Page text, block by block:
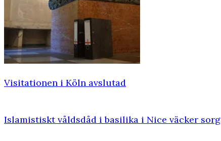
Visitationen i Köln avslutad
Islamistiskt våldsdåd i basilika i Nice väcker sorg